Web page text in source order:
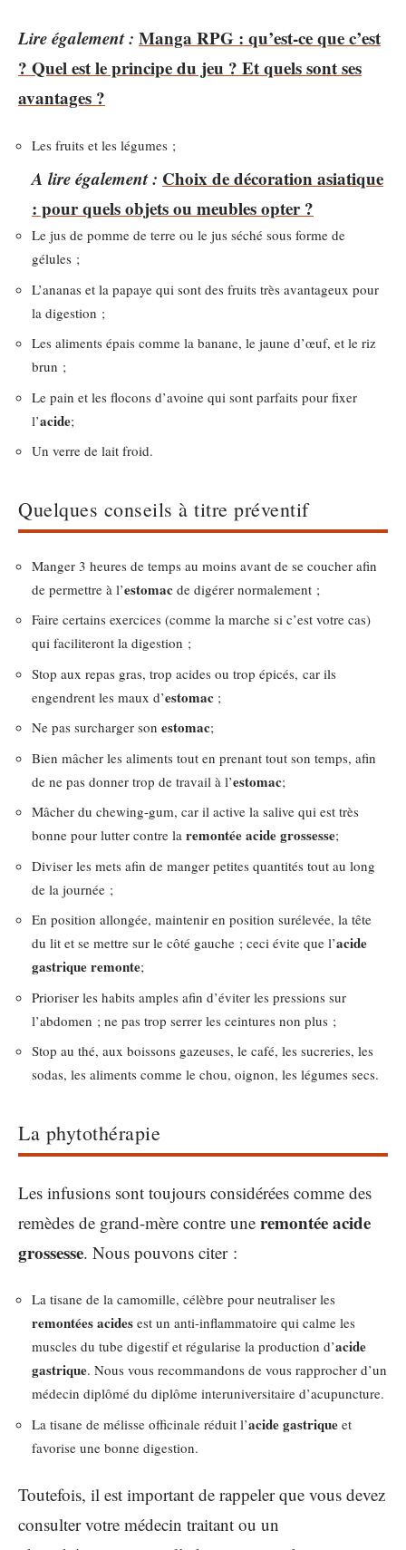
Lire également : Manga RPG : qu’est-ce que c’est
? Quel est le principe du jeu ? Et quels sont ses
avantages ?
Les fruits et les légumes ;
A lire également : Choix de décoration asiatique
: pour quels objets ou meubles opter ?
Le jus de pomme de terre ou le jus séché sous forme de
gélules ;
L’ananas et la papaye qui sont des fruits très avantageux pour
la digestion ;
Les aliments épais comme la banane, le jaune d’œuf, et le riz
brun ;
Le pain et les flocons d’avoine qui sont parfaits pour fixer
l’acide;
Un verre de lait froid.
Quelques conseils à titre préventif
Manger 3 heures de temps au moins avant de se coucher afin
de permettre à l’estomac de digérer normalement ;
Faire certains exercices (comme la marche si c’est votre cas)
qui faciliteront la digestion ;
Stop aux repas gras, trop acides ou trop épicés, car ils
engendrent les maux d’estomac ;
Ne pas surcharger son estomac;
Bien mâcher les aliments tout en prenant tout son temps, afin
de ne pas donner trop de travail à l’estomac;
Mâcher du chewing-gum, car il active la salive qui est très
bonne pour lutter contre la remontée acide grossesse;
Diviser les mets afin de manger petites quantités tout au long
de la journée ;
En position allongée, maintenir en position surélevée, la tête
du lit et se mettre sur le côté gauche ; ceci évite que l’acide
gastrique remonte;
Prioriser les habits amples afin d’éviter les pressions sur
l’abdomen ; ne pas trop serrer les ceintures non plus ;
Stop au thé, aux boissons gazeuses, le café, les sucreries, les
sodas, les aliments comme le chou, oignon, les légumes secs.
La phytothérapie
Les infusions sont toujours considérées comme des
remèdes de grand-mère contre une remontée acide
grossesse. Nous pouvons citer :
La tisane de la camomille, célèbre pour neutraliser les
remontées acides est un anti-inflammatoire qui calme les
muscles du tube digestif et régularise la production d’acide
gastrique. Nous vous recommandons de vous rapprocher d’un
médecin diplômé du diplôme interuniversitaire d’acupuncture.
La tisane de mélisse officinale réduit l’acide gastrique et
favorise une bonne digestion.
Toutefois, il est important de rappeler que vous devez
consulter votre médecin traitant ou un